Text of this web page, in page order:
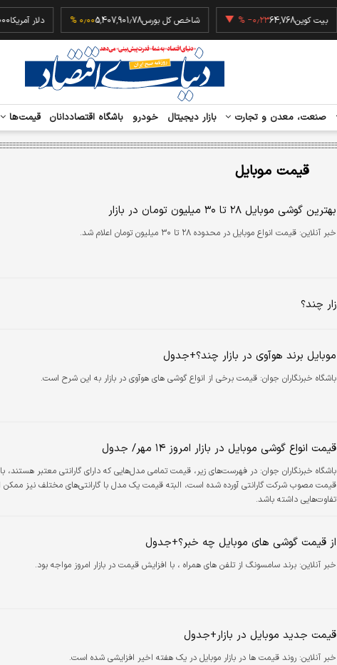
بیت کوین64,768 ‎−۰٫۲۳ % شاخص کل بورس5,407,901.78۰٫۰۰ % دلار
صنعت، معدن و تجارت بازار دیجیتال خودرو باشگاه اقتصاددانان قیمت‌ها
قیمت موبایل
بهترین گوشی موبایل ۲۸ تا ۳۰ میلیون تومان در بازار
خبر آنلاین: قیمت انواع موبایل در محدوده ۲۸ تا ۳۰ میلیون تومان اعلام شد.
موبایل برند هوآوی در بازار چند؟+جدول
باشگاه خبرنگاران جوان: قیمت برخی از انواع گوشی های هوآوی در بازار به این شرح است.
قیمت انواع گوشی موبایل در بازار امروز ۱۴ مهر/ جدول
باشگاه خبرنگاران جوان: در فهرست‌های زیر، قیمت تمامی مدل‌هایی که دارای گارانتی معتبر هستند،
قیمت مصوب شرکت گارانتی آورده شده است، البته قیمت یک مدل با گارانتی‌های مختلف نیز
تفاوت‌هایی داشته باشد.
از قیمت گوشی های موبایل چه خبر؟+جدول
خبر آنلاین: برند سامسونگ از تلفن های همراه ، با افزایش قیمت در بازار امروز مواجه بود.
قیمت جدید موبایل در بازار+جدول
خبر آنلاین: روند قیمت ها در بازار موبایل در یک هفته اخیر افزایشی شده است.